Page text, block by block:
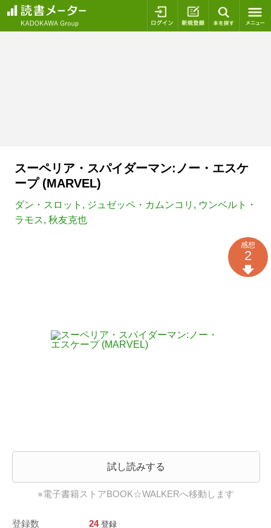
ログイン 新規登録
スーペリア・スパイダーマン:ノー・エスケ
ープ (MARVEL)
ダン・スロット , ジュゼッペ・カムンコリ , ウンベルト・
ラモス, 秋友克也
試し読みする
※電子書籍ストアBOOK☆WALKERへ移動します
登録数 24 登録
感想
2